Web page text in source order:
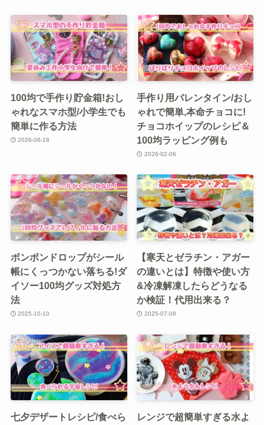
100均で手作り貯金箱!おし
ゃれなスマホ型/小学生でも
簡単に作る方法
2026-06-18
手作り用バレンタイン/おし
ゃれで簡単,本命チョコに!
チョコホイップのレシピ＆
100均ラッピング例も
2026-02-06
ボンボンドロップがシール
帳にくっつかない落ちる!ダ
イソー100均グッズ対処方
法
2025-10-10
【寒天とゼラチン・アガー
の違いとは】特徴や使い方
&冷凍解凍したらどうなる
か検証！代用出来る？
2025-07-08
七夕デザートレシピ/食べら
レンジで超簡単すぎる水よ